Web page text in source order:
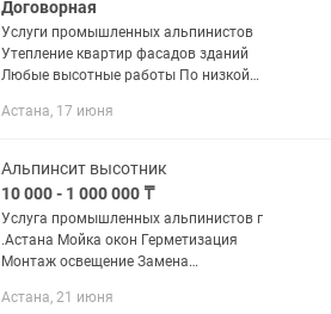
Договорная
Услуги промышленных альпинистов
Утепление квартир фасадов зданий
Любые высотные работы По низкой
Астана, 17 июня
Альпинсит высотник
10 000 - 1 000 000 ₸
Услуга промышленных альпинистов г
.Астана Мойка окон Герметизация
Монтаж освещение Замена
фасада Краска Всех высотных работ
Астана, 21 июня